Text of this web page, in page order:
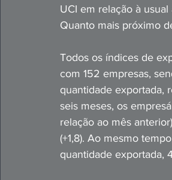
UCI em relação à
Quanto mais próximo
Todos os índices de
com 152 empresas,
quantidade exportada,
seis meses, os
relação ao mês
(+1,8). Ao mesmo
quantidade exportada,